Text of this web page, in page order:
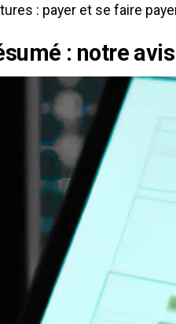
: payer et se faire
: notre